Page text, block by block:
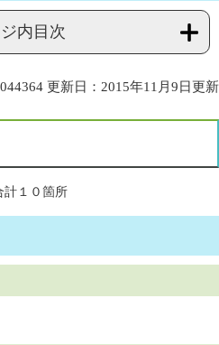
内目次
更新日：2015年11月9日更新
１０箇所